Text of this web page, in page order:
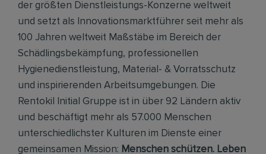
der größten Dienstleistungs-Konzerne weltweit
und setzt als Innovationsmarktführer seit mehr als
100 Jahren weltweit Maßstäbe im Bereich der
Schädlingsbekämpfung, professionellen
Hygienedienstleistung, Material- & Vorratsschutz
und inspirierenden Arbeitsumgebungen. Die
Rentokil Initial Gruppe ist in über 92 Ländern aktiv
und beschäftigt mehr als 57.000 Menschen
unterschiedlichster Kulturen im Dienste einer
gemeinsamen Mission: Menschen schützen. Leben